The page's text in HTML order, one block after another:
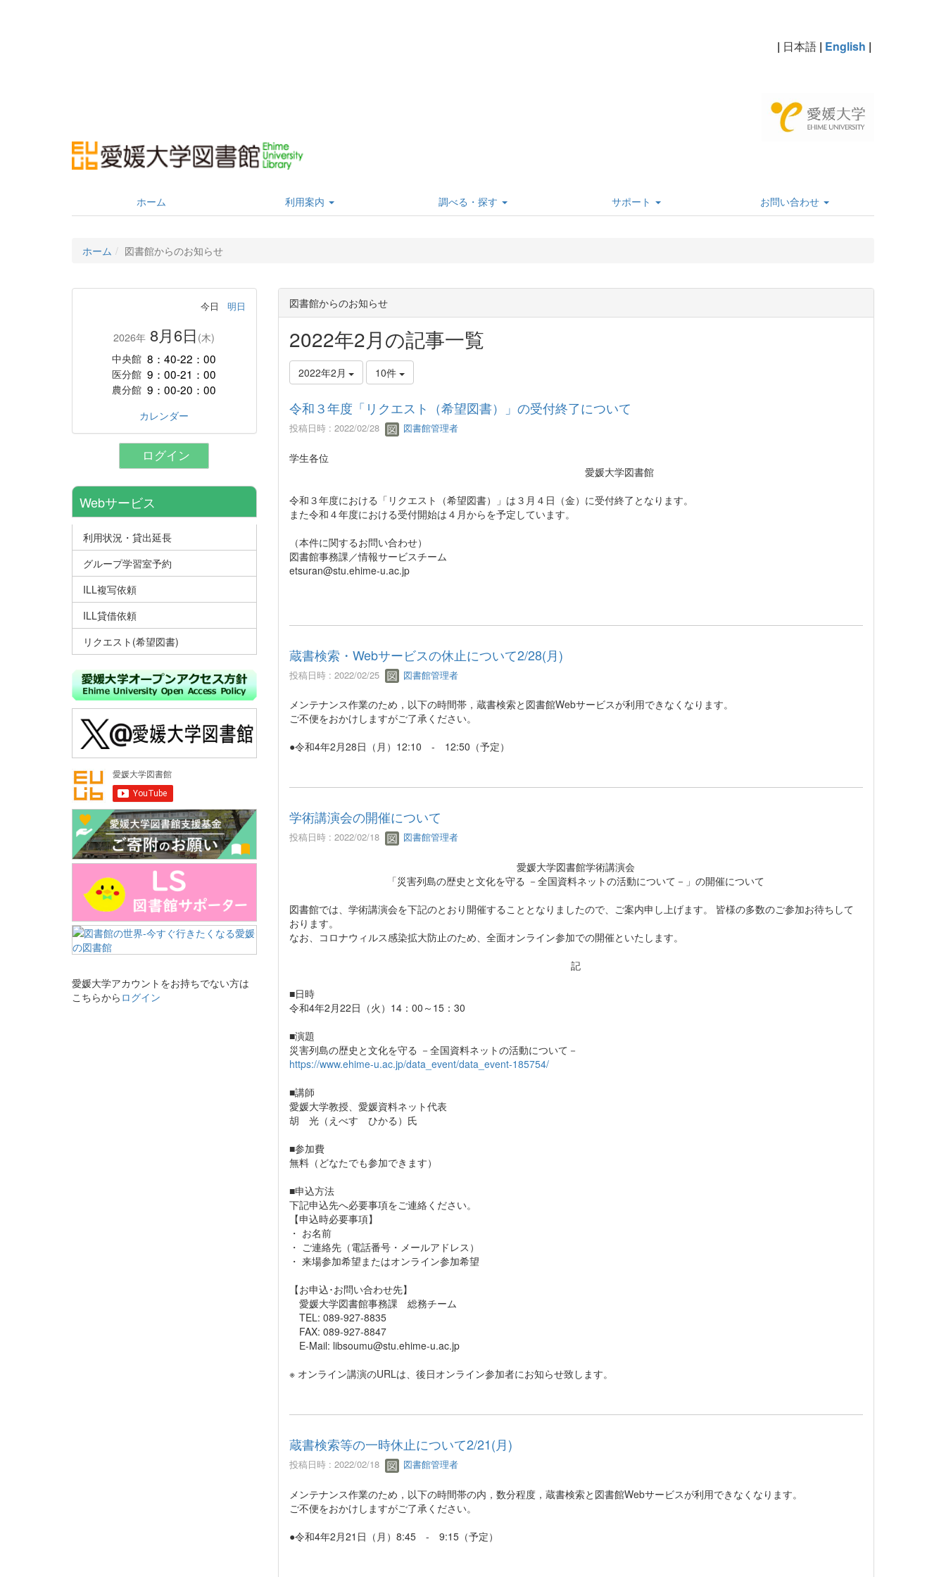
| 日本語 | English |
ホーム 利用案内 調べる・探す サポート お問い合わせ
ホーム 図書館からのお知らせ
図書館からのお知らせ
2022年2月の記事一覧
2022年2月 10件
令和３年度「リクエスト（希望図書）」の受付終了について
投稿日時 : 2022/02/28 図書館管理者
学生各位
愛媛大学図書館
令和３年度における「リクエスト（希望図書）」は３月４日（金）に受付終了となります。
また令和４年度における受付開始は４月からを予定しています。
（本件に関するお問い合わせ）
図書館事務課／情報サービスチーム
etsuran@stu.ehime-u.ac.jp
蔵書検索・Webサービスの休止について2/28(月)
投稿日時 : 2022/02/25 図書館管理者
メンテナンス作業のため，以下の時間帯，蔵書検索と図書館Webサービスが利用できなくなります。
ご不便をおかけしますがご了承ください。
●令和4年2月28日（月）12:10 - 12:50（予定）
学術講演会の開催について
投稿日時 : 2022/02/18 図書館管理者
愛媛大学図書館学術講演会
「災害列島の歴史と文化を守る －全国資料ネットの活動について－」の開催について
図書館では、学術講演会を下記のとおり開催することとなりましたので、ご案内申し上げます。 皆様の多数のご参加お待ちして
おります。
なお、コロナウィルス感染拡大防止のため、全面オンライン参加での開催といたします。
記
■日時
令和4年2月22日（火）14：00～15：30
■演題
災害列島の歴史と文化を守る －全国資料ネットの活動について－
https://www.ehime-u.ac.jp/data_event/data_event-185754/
■講師
愛媛大学教授、愛媛資料ネット代表
胡 光（えべす ひかる）氏
■参加費
無料（どなたでも参加できます）
■申込方法
下記申込先へ必要事項をご連絡ください。
【申込時必要事項】
・ お名前
・ ご連絡先（電話番号・メールアドレス）
・ 来場参加希望またはオンライン参加希望
【お申込･お問い合わせ先】
愛媛大学図書館事務課 総務チーム
TEL: 089-927-8835
FAX: 089-927-8847
E-Mail: libsoumu@stu.ehime-u.ac.jp
※ オンライン講演のURLは、後日オンライン参加者にお知らせ致します。
蔵書検索等の一時休止について2/21(月)
投稿日時 : 2022/02/18 図書館管理者
メンテナンス作業のため，以下の時間帯の内，数分程度，蔵書検索と図書館Webサービスが利用できなくなります。
ご不便をおかけしますがご了承ください。
●令和4年2月21日（月）8:45 - 9:15（予定）
今日 明日
2026年 8月6日 (木)
中央館 8：40-22：00
医分館 9：00-21：00
農分館 9：00-20：00
カレンダー
ログイン
Webサービス
利用状況・貸出延長
グループ学習室予約
ILL複写依頼
ILL貸借依頼
リクエスト(希望図書)
愛媛大学アカウントをお持ちでない方は
こちらから ログイン